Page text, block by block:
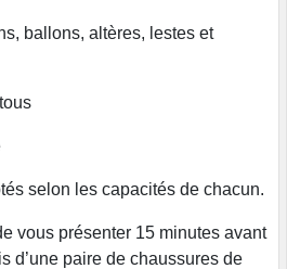
ballons, altères, lestes et
selon les capacités de chacun.
vous présenter 15 minutes avant
d’une paire de chaussures de